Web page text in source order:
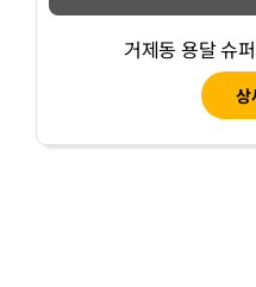
거제동 용달 슈
상